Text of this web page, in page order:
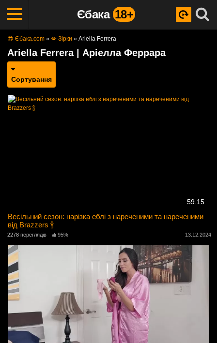
Єбака 18+
😎 Єбака.com » 💋 Зірки » Ariella Ferrera
Ariella Ferrera | Аріелла Феррара
Сортування
59:15
Весільний сезон: нарізка еблі з нареченими та нареченими
від Brazzers 🍾
2278 переглядів 95% 13.12.2024